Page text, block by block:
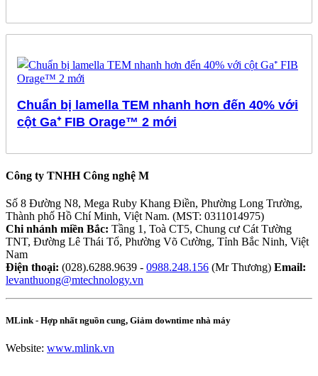
Chuẩn bị lamella TEM nhanh hơn đến 40% với
cột Ga⁺ FIB Orage™ 2 mới
Công ty TNHH Công nghệ M
Số 8 Đường N8, Mega Ruby Khang Điền, Phường Long Trường,
Thành phố Hồ Chí Minh, Việt Nam. (MST: 0311014975)
Chi nhánh miền Bắc: Tầng 1, Toà CT5, Chung cư Cát Tường
TNT, Đường Lê Thái Tổ, Phường Võ Cường, Tỉnh Bắc Ninh, Việt
Nam
Điện thoại: (028).6288.9639 - 0988.248.156 (Mr Thương) Email:
levanthuong@mtechnology.vn
MLink - Hợp nhất nguồn cung, Giảm downtime nhà máy
Website: www.mlink.vn